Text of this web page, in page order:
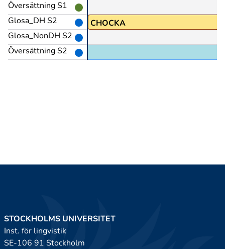
Översättning S1
Glosa_DH S2
Glosa_NonDH S2
Översättning S2
CHOCKA
STOCKHOLMS UNIVERSITET
Inst. för lingvistik
SE-106 91 Stockholm